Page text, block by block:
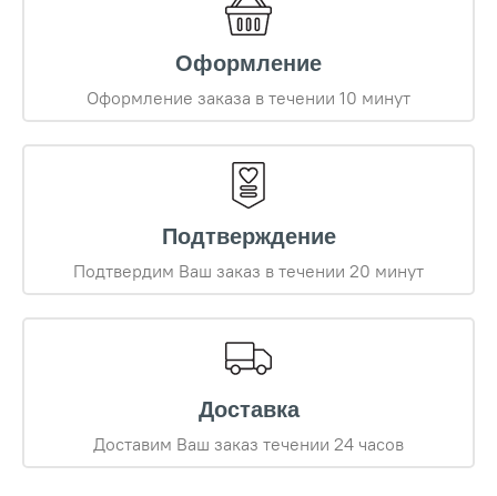
Оформление
Оформление заказа в течении 10 минут
Подтверждение
Подтвердим Ваш заказ в течении 20 минут
Доставка
Доставим Ваш заказ течении 24 часов